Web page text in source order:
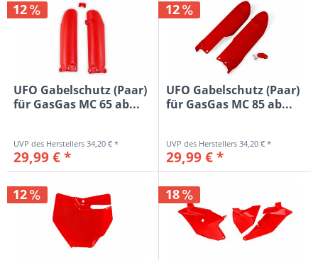
12
UFO Gabelschutz (Paar)
für GasGas MC 65 ab...
34,20 € *
29,99 € *
12
UFO Gabelschutz (Paar)
für GasGas MC 85 ab...
34,20 € *
29,99 € *
12 18